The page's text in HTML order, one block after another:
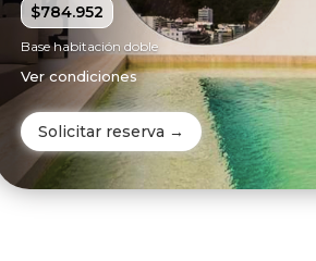
$784.952
Base habitación doble
Ver condiciones
Solicitar reserva →